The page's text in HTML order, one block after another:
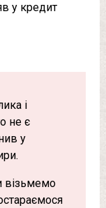
у кредит
і
не є
у
візьмемо